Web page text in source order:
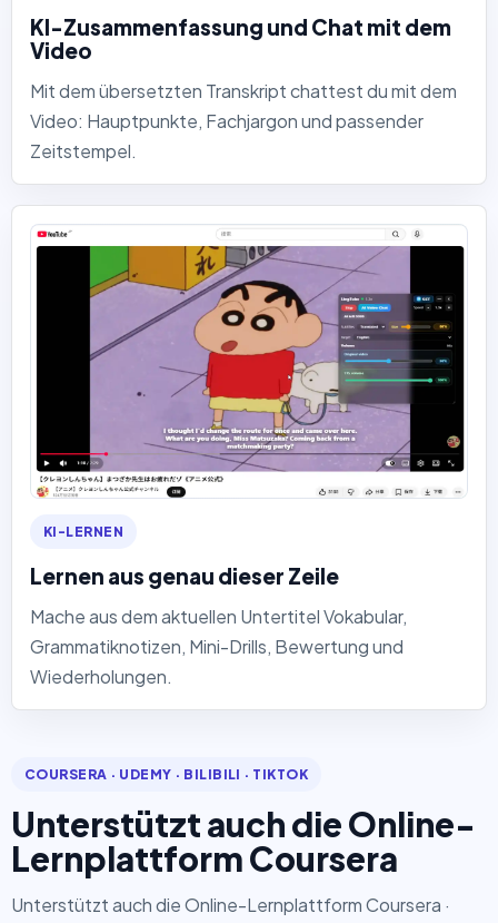
KI-Zusammenfassung und Chat mit dem
Video
Mit dem übersetzten Transkript chattest du mit dem
Video: Hauptpunkte, Fachjargon und passender
Zeitstempel.
KI-LERNEN
Lernen aus genau dieser Zeile
Mache aus dem aktuellen Untertitel Vokabular,
Grammatiknotizen, Mini-Drills, Bewertung und
Wiederholungen.
COURSERA · UDEMY · BILIBILI · TIKTOK
Unterstützt auch die Online-
Lernplattform Coursera
Unterstützt auch die Online-Lernplattform Coursera ·